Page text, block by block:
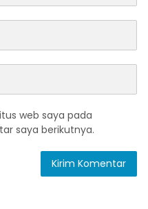
web saya pada
saya berikutnya.